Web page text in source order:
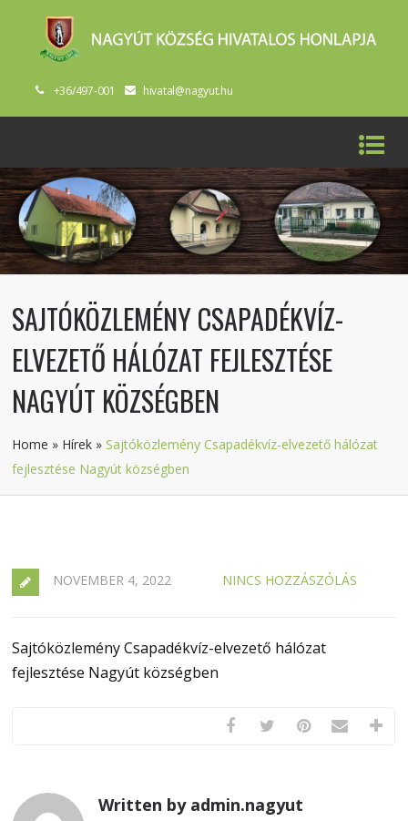
+36/497-001 hivatal@nagyut.hu
SAJTÓKÖZLEMÉNY CSAPADÉKVÍZ-
ELVEZETŐ HÁLÓZAT FEJLESZTÉSE
NAGYÚT KÖZSÉGBEN
Home » Hírek » Sajtóközlemény Csapadékvíz-elvezető hálózat
fejlesztése Nagyút községben
NOVEMBER 4, 2022 NINCS HOZZÁSZÓLÁS
Sajtóközlemény Csapadékvíz-elvezető hálózat
fejlesztése Nagyút községben
Written by admin.nagyut